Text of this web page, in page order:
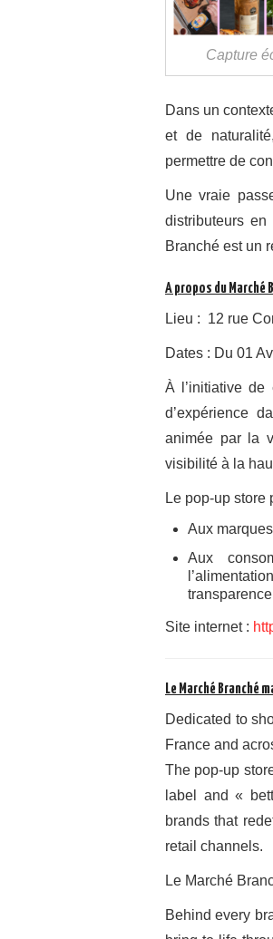
Capture
Dans un
et de
permettre de
Une vraie
distributeurs
Branché est un
A propos du Marché
Lieu : 12 rue
Dates : Du 01
À l’initiative
d’expérience
animée par la
visibilité à la
Le pop-up store
Aux
Aux
transparence
Site internet :
Le Marché
Dedicated to
France and
The pop-up
label and «
brands that
retail channels.
Le Marché
Behind every